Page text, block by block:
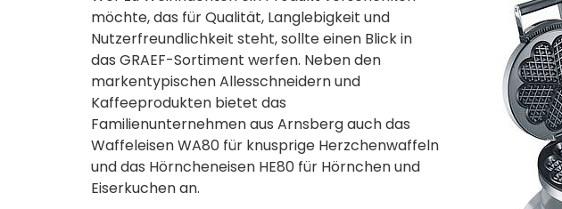
möchte, das für Qualität, Langlebigkeit und
Nutzerfreundlichkeit steht, sollte einen Blick in
das GRAEF-Sortiment werfen. Neben den
markentypischen Allesschneidern und
Kaffeeprodukten bietet das
Familienunternehmen aus Arnsberg auch das
Waffeleisen WA80 für knusprige Herzchenwaffeln
und das Hörncheneisen HE80 für Hörnchen und
Eiserkuchen an.